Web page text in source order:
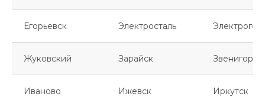
Егорьевск Электросталь
Жуковский Зарайск Звенигород
Иваново Ижевск Иркутск